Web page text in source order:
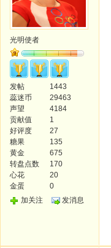
光明使者
发帖
1443
蕊迷币
29463
声望
4184
贡献值
1
好评度
27
糖果
135
黄金
675
转盘点数
170
心花
20
金蛋
0
加关注
发消息